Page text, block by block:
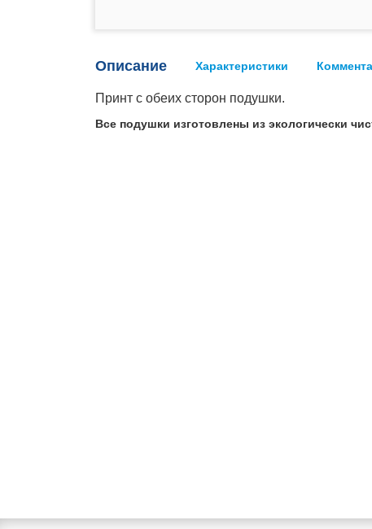
Описание Характеристики
Принт с обеих сторон подушки.
Все подушки изготовлены из экологически